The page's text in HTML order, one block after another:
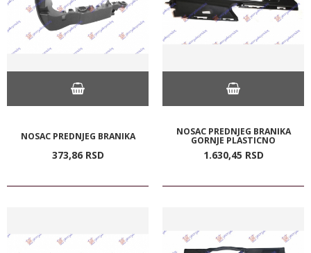
NOSAC PREDNJEG BRANIKA
373,86 RSD
NOSAC PREDNJEG BRANIKA
GORNJE PLASTICNO
1.630,45 RSD